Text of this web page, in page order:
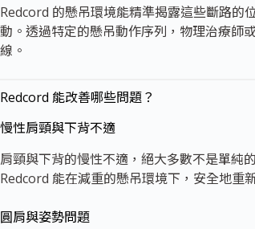
Redcord 的懸吊環境能精準揭露這些斷路的
動。透過特定的懸吊動作序列，物理治療師
線。
Redcord 能改善哪些問題？
慢性肩頸與下背不適
肩頸與下背的慢性不適，絕大多數不是單純
Redcord 能在減重的懸吊環境下，安全地重
圓肩與姿勢問題